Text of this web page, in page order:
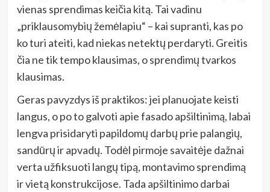
vienas sprendimas keičia kitą. Tai vadinu
„priklausomybių žemėlapiu“ – kai supranti, kas po
ko turi ateiti, kad niekas netektų perdaryti. Greitis
čia ne tik tempo klausimas, o sprendimų tvarkos
klausimas.
Geras pavyzdys iš praktikos: jei planuojate keisti
langus, o po to galvoti apie fasado apšiltinimą, labai
lengva prisidaryti papildomų darbų prie palangių,
sandūrų ir apvadų. Todėl pirmoje savaitėje dažnai
verta užfiksuoti langų tipą, montavimo sprendimą
ir vietą konstrukcijose. Tada apšiltinimo darbai